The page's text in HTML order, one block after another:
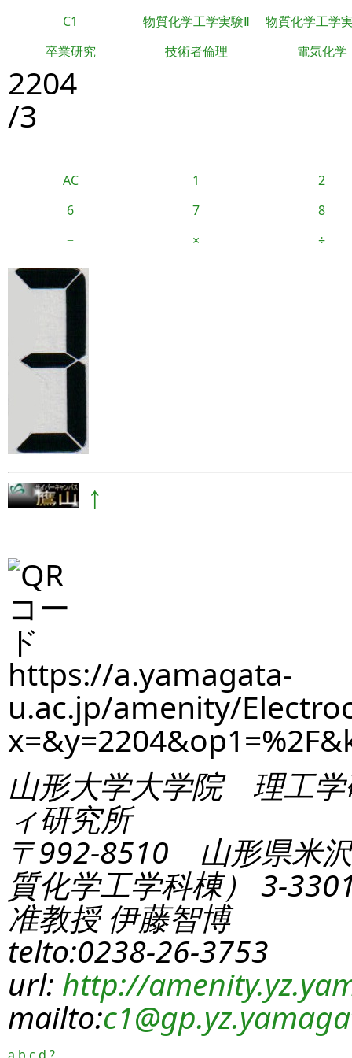
C1 物質化学工学実験Ⅱ
物質化学工学
卒業研究
技術者倫理 電気化学
2204
/3
AC 1
2
6
7
8
−
× ÷
↑
https://a.yamagata-
u.ac.jp/amenity/
山形大学大学院 理工学
ィ研究所
〒992-8510 山形県米
質化学工学科棟） 3-
准教授 伊藤智博
telto:0238-26-3753
url: http://
mailto:c1